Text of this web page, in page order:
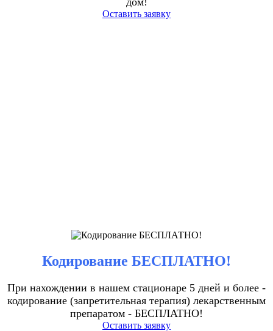
Оставить заявку
Кодирование БЕСПЛАТНО!
При нахождении в нашем стационаре 5 дней и более -
кодирование (запретительная терапия) лекарственным
препаратом - БЕСПЛАТНО!
Оставить заявку